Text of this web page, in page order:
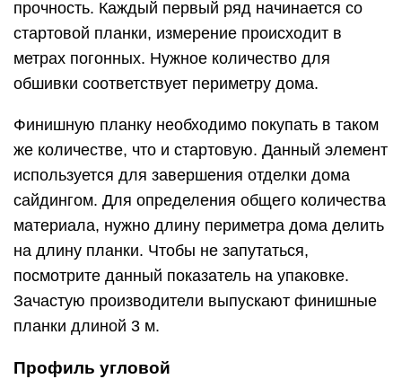
прочность. Каждый первый ряд начинается со
стартовой планки, измерение происходит в
метрах погонных. Нужное количество для
обшивки соответствует периметру дома.
Финишную планку необходимо покупать в таком
же количестве, что и стартовую. Данный элемент
используется для завершения отделки дома
сайдингом. Для определения общего количества
материала, нужно длину периметра дома делить
на длину планки. Чтобы не запутаться,
посмотрите данный показатель на упаковке.
Зачастую производители выпускают финишные
планки длиной 3 м.
Профиль угловой